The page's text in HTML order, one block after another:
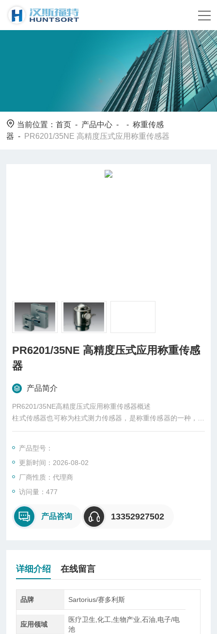
当前位置：首页 - 产品中心 - -称重传感
器 - PR6201/35NE 高精度压式应用称重传感器
PR6201/35NE 高精度压式应用称重传感
器
产品简介
PR6201/35NE高精度压式应用称重传感器概述
柱式传感器也可称为柱式测力传感器，是称重传感器的一种，是
一种将质量信号转变为可测量的电信号输出的装置，主要有S
式。
产品型号：
更新时间：2026-08-02
厂商性质：代理商
访问量：477
产品咨询 13352927502
详细介绍 在线留言
品牌 Sartorius/赛多利斯
应用领域
医疗卫生,化工,生物产业,石油,电子/电
池